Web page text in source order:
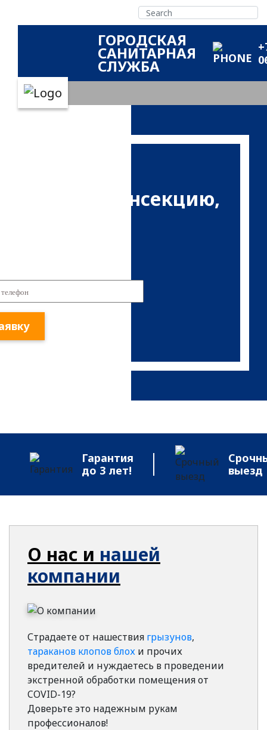
ГОРОДСКАЯ
САНИТАРНАЯ
СЛУЖБА
дезинсекцию,
Гарантия
до 3 лет!
выезд
О нас и нашей
компании
Страдаете от нашествия грызунов,
тараканов клоповблох и прочих
вредителей и нуждаетесь в проведении
экстренной обработки помещения от
COVID-19?
Доверьте это надежным рукам
профессионалов!